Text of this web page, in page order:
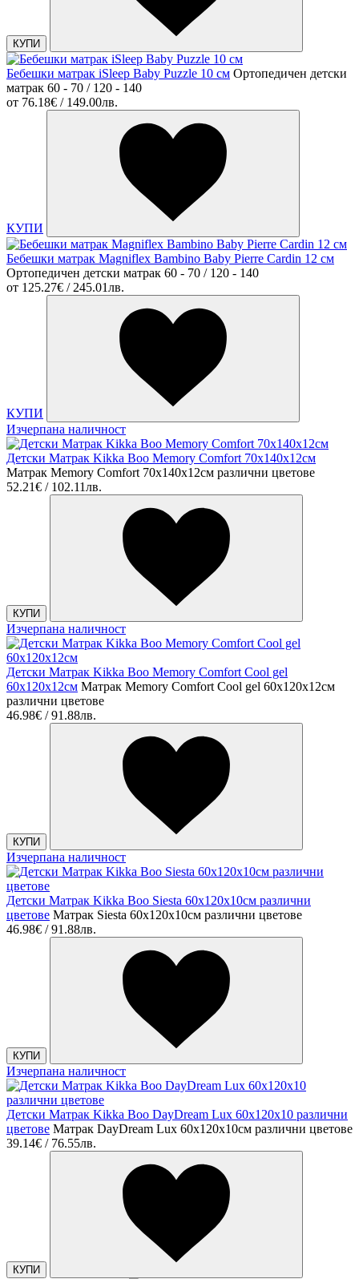
КУПИ
Бебешки матрак iSleep Baby Puzzle 10 см Ортопедичен детски
матрак 60 - 70 / 120 - 140
от 76.18€ / 149.00лв.
КУПИ
Бебешки матрак Magniflex Bambino Baby Pierre Cardin 12 см
Ортопедичен детски матрак 60 - 70 / 120 - 140
от 125.27€ / 245.01лв.
КУПИ
Изчерпана наличност
Детски Матрак Kikka Boo Memory Comfort 70х140х12см
Матрак Memory Comfort 70х140х12см различни цветове
52.21€ / 102.11лв.
КУПИ
Изчерпана наличност
Детски Матрак Kikka Boo Memory Comfort Cool gel
60х120х12см Матрак Memory Comfort Cool gel 60х120х12см
различни цветове
46.98€ / 91.88лв.
КУПИ
Изчерпана наличност
Детски Матрак Kikka Boo Siesta 60х120х10см различни
цветове Матрак Siesta 60х120х10см различни цветове
46.98€ / 91.88лв.
КУПИ
Изчерпана наличност
Детски Матрак Kikka Boo DayDream Lux 60x120x10 различни
цветове Матрак DayDream Lux 60x120x10см различни цветове
39.14€ / 76.55лв.
КУПИ